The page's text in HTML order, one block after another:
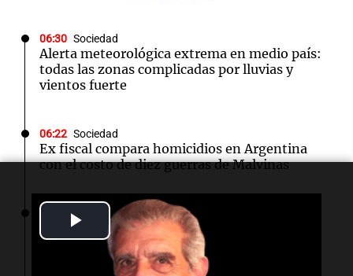
Play
Video
06:30 Sociedad
Alerta meteorológica extrema en medio país:
todas las zonas complicadas por lluvias y
vientos fuerte
06:22 Sociedad
Ex fiscal compara homicidios en Argentina
con el costo de diez guerras de Malvinas
Boca Juniors
Boca y Vélez Sarsfield: fecha y detalles del
duelo clave de octavos